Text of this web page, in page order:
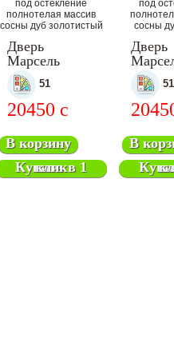
Дверь
Марсель
межкомнатная
51
20450 c
В корзину
Купить в 1 клик
Дверь
51
В